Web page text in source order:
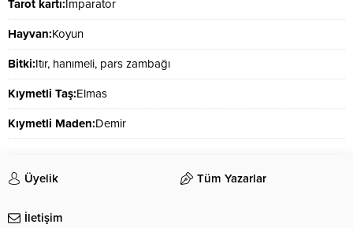
Tarot kartı:İmparator
Hayvan:Koyun
Bitki:Itır, hanımeli, pars zambağı
Kıymetli Taş:Elmas
Kıymetli Maden:Demir
Üyelik Tüm Yazarlar
İletişim